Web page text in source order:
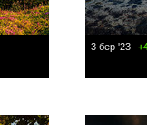
3 бер '23